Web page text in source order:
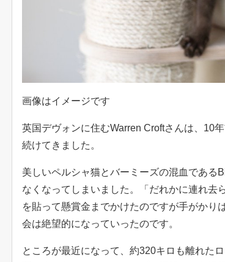
画像はイメージです
英国デヴォンに住むWarren Croftさんは、10
続けてきました。
美しいペルシャ猫とバーミーズの混血である
なくなってしまいました。「だれかに連れ去
を貼って懸賞金までかけたのですが手がかり
会は絶望的になっていったのです。
ところが最近になって、約320キロも離れた